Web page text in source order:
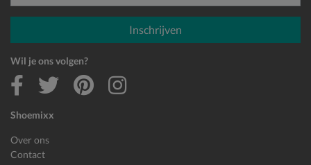
Shoemixx
Over ons
Contact
E-mailadres
Inschrijven
Wil je ons volgen?